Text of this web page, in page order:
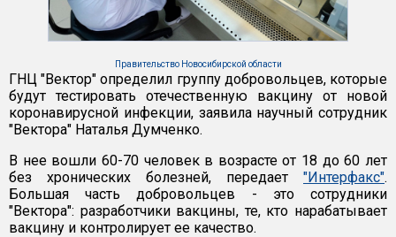
Правительство Новосибирской области
ГНЦ "Вектор" определил группу добровольцев, которые
будут тестировать отечественную вакцину от новой
коронавирусной инфекции, заявила научный сотрудник
"Вектора" Наталья Думченко.
В нее вошли 60-70 человек в возрасте от 18 до 60 лет
без хронических болезней, передает "Интерфакс".
Большая часть добровольцев - это сотрудники
"Вектора": разработчики вакцины, те, кто нарабатывает
вакцину и контролирует ее качество.